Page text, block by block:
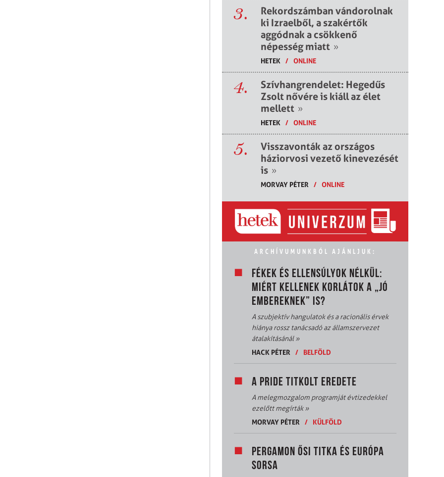
3.
Rekordszámban vándorolnak
ki Izraelből, a szakértők
aggódnak a csökkenő
népesség miatt »
HETEK / ONLINE
4.
Szívhangrendelet: Hegedűs
Zsolt nővére is kiáll az élet
mellett »
HETEK / ONLINE
5.
Visszavonták az országos
háziorvosi vezető kinevezését
is »
MORVAY PÉTER / ONLINE
ARCHÍVUMUNKBÓL AJÁNLJUK:
FÉKEK ÉS ELLENSÚLYOK NÉLKÜL:
MIÉRT KELLENEK KORLÁTOK A „JÓ
EMBEREKNEK” IS?
A szubjektív hangulatok és a racionális érvek
hiánya rossz tanácsadó az államszervezet
átalakításánál»
HACK PÉTER
/ BELFÖLD
A PRIDE TITKOLT EREDETE
A melegmozgalom programját évtizedekkel
ezelőtt megírták»
MORVAY PÉTER
/ KÜLFÖLD
PERGAMON ŐSI TITKA ÉS EURÓPA
SORSA